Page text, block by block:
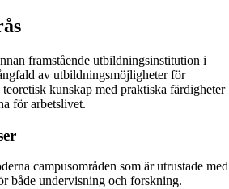
framstående utbildningsinstitution i
av utbildningsmöjligheter för
kunskap med praktiska färdigheter
för arbetslivet.
campusområden som är utrustade med
både undervisning och forskning.